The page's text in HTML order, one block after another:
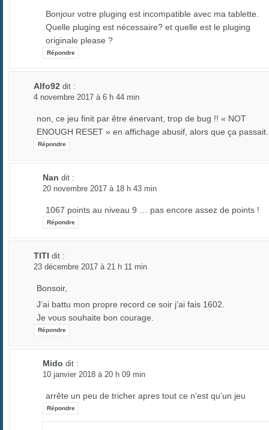
Bonjour votre pluging est incompatible avec ma tablette.
Quelle pluging est nécessaire? et quelle est le pluging
originale please ?
Répondre
Alfo92 dit :
4 novembre 2017 à 6 h 44 min
non, ce jeu finit par être énervant, trop de bug !! « NOT
ENOUGH RESET » en affichage abusif, alors que ça
Répondre
Nan dit :
20 novembre 2017 à 18 h 43 min
1067 points au niveau 9 … pas encore assez de points !
Répondre
TITI dit :
23 décembre 2017 à 21 h 11 min
Bonsoir,
J’ai battu mon propre record ce soir j’ai fais 1602.
Je vous souhaite bon courage.
Répondre
Mido dit :
10 janvier 2018 à 20 h 09 min
arrête un peu de tricher apres tout ce n’est qu’un jeu
Répondre